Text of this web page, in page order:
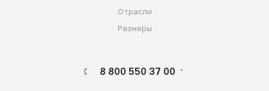
Отрасли
Размеры
8 800 550 37 00